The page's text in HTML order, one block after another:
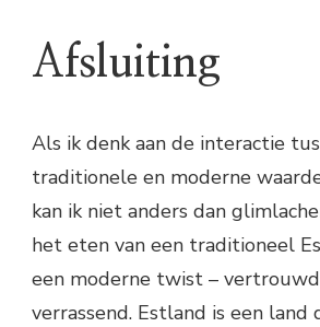
Afsluiting
Als ik denk aan de interactie
traditionele en moderne
kan ik niet anders dan
het eten van een traditioneel
een moderne twist –
verrassend. Estland is een land